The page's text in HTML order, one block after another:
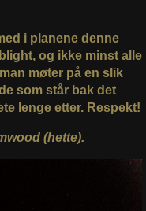
i planene denne
og ikke minst alle
møter på en slik
som står bak det
lenge etter. Respekt!
(hette).